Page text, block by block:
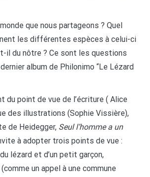
que nous partageons ? Quel
les différentes espèces à celui-ci
il du nôtre ? Ce sont les questions
album de Philonimo “Le Lézard
du point de vue de l’écriture ( Alice
des illustrations (Sophie Vissière),
de Heidegger, Seul l’homme a un
à adopter trois points de vue :
lézard et d’un petit garçon,
un appel à une commune